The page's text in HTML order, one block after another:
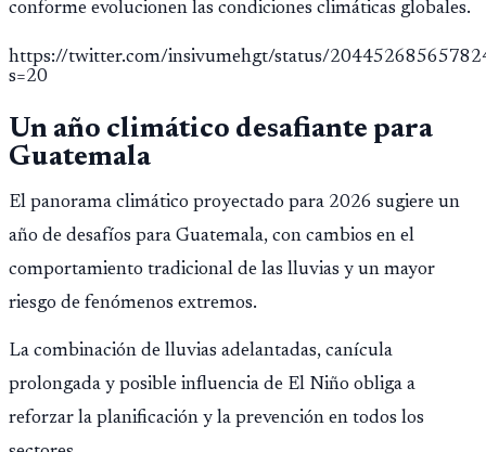
conforme evolucionen las condiciones climáticas globales.
https://twitter.com/insivumehgt/status/
s=20
Un año climático desafiante para
Guatemala
El panorama climático proyectado para 2026 sugiere un
año de desafíos para Guatemala, con cambios en el
comportamiento tradicional de las lluvias y un mayor
riesgo de fenómenos extremos.
La combinación de lluvias adelantadas, canícula
prolongada y posible influencia de El Niño obliga a
reforzar la planificación y la prevención en todos los